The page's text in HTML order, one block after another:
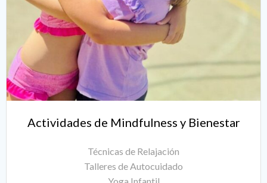
Actividades de Mindfulness y Bienestar
Técnicas de Relajación
Talleres de Autocuidado